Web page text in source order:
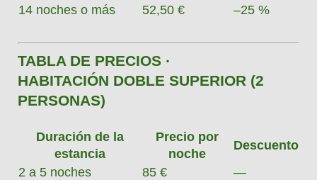
14 noches o más
52,50 € –25 %
TABLA DE PRECIOS ·
HABITACIÓN DOBLE SUPERIOR (2
PERSONAS)
Duración de la
estancia
Precio por
noche
Descuento
2 a 5 noches
85 €
—